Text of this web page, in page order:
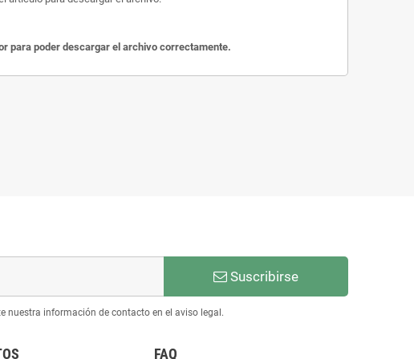
para poder descargar el archivo correctamente.
Suscribirse
nuestra información de contacto en el aviso legal.
FAQ